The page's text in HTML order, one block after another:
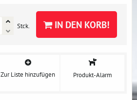
Stck. IN DEN KORB!
Zur Liste hinzufügen Produkt-Alarm